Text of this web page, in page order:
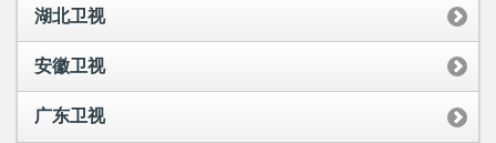
湖北卫视
安徽卫视
广东卫视